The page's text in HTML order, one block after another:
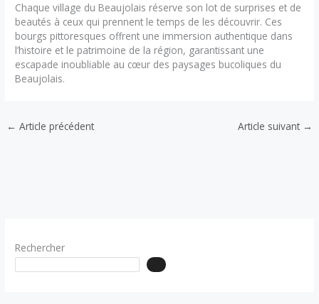
Chaque village du Beaujolais réserve son lot de surprises et de
beautés à ceux qui prennent le temps de les découvrir. Ces
bourgs pittoresques offrent une immersion authentique dans
l’histoire et le patrimoine de la région, garantissant une
escapade inoubliable au cœur des paysages bucoliques du
Beaujolais.
← Article précédent Article suivant →
Rechercher